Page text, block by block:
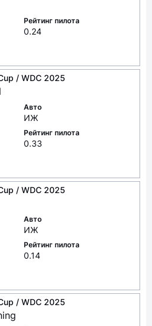
Рейтинг пилота
0.24
/ WDC 2025
Авто
ИЖ
Рейтинг пилота
0.33
/ WDC 2025
Авто
ИЖ
Рейтинг пилота
0.14
/ WDC 2025